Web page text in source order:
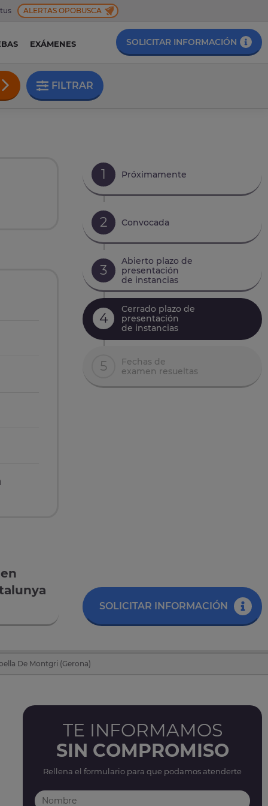
ALERTAS OPOBUSCA
EXÁMENES SOLICITAR INFORMACIÓN
FILTRAR
1 Próximamente
2 Convocada
3
Abierto plazo de
presentación
de instancias
4
Cerrado plazo de
presentación
de instancias
5
Fechas de
examen resueltas
SOLICITAR INFORMACIÓN
De Montgri (Gerona)
TE INFORMAMOS
SIN COMPROMISO
Rellena el formulario para que podamos atenderte